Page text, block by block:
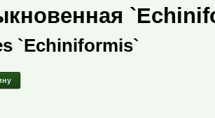
`Echiniformis`